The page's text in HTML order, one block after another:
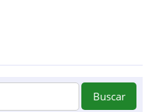
Buscar